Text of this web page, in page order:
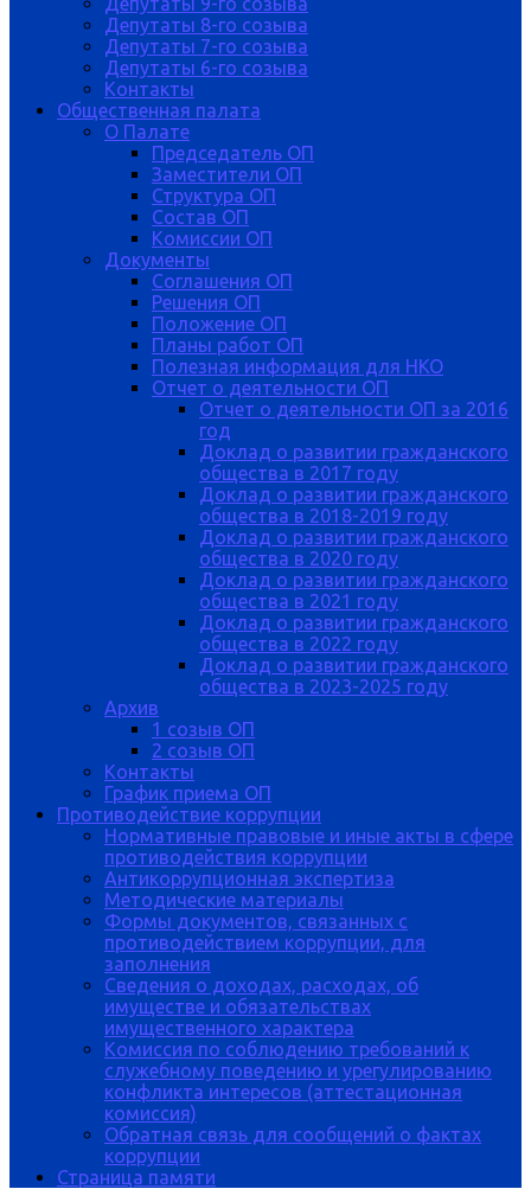
Депутаты 8-го созыва
Депутаты 7-го созыва
Депутаты 6-го созыва
Контакты
Общественная палата
О Палате
Председатель ОП
Заместители ОП
Структура ОП
Состав ОП
Комиссии ОП
Документы
Соглашения ОП
Решения ОП
Положение ОП
Планы работ ОП
Полезная информация для НКО
Отчет о деятельности ОП
Отчет о деятельности ОП за 2016
год
Доклад о развитии гражданского
общества в 2017 году
Доклад о развитии гражданского
общества в 2018-2019 году
Доклад о развитии гражданского
общества в 2020 году
Доклад о развитии гражданского
общества в 2021 году
Доклад о развитии гражданского
общества в 2022 году
Доклад о развитии гражданского
общества в 2023-2025 году
Архив
1 созыв ОП
2 созыв ОП
Контакты
График приема ОП
Противодействие коррупции
Нормативные правовые и иные акты в сфере
противодействия коррупции
Антикоррупционная экспертиза
Методические материалы
Формы документов, связанных с
противодействием коррупции, для
заполнения
Сведения о доходах, расходах, об
имуществе и обязательствах
имущественного характера
Комиссия по соблюдению требований к
служебному поведению и урегулированию
конфликта интересов (аттестационная
комиссия)
Обратная связь для сообщений о фактах
коррупции
Страница памяти